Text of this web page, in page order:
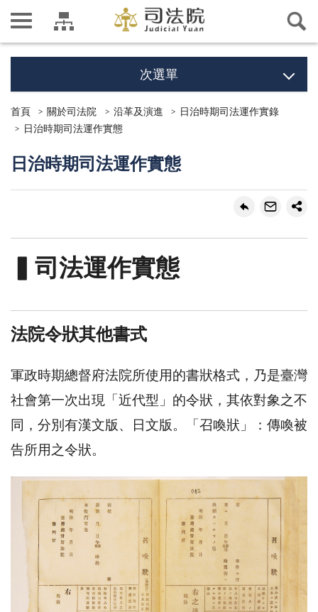
次選單
首頁 關於司法院 沿革及演進
日治時期司法運作實錄
日治時期司法運作實態
日治時期司法運作實態
▍司法運作實態
法院令狀其他書式
軍政時期總督府法院所使用的書狀格式，乃是臺灣
社會第一次出現「近代型」的令狀，其依對象之不
同，分別有漢文版、日文版。「召喚狀」：傳喚被
告所用之令狀。